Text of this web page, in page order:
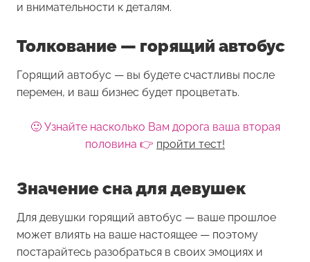
и внимательности к деталям.
Толкование — горящий автобус
Горящий автобус — вы будете счастливы после
перемен, и ваш бизнес будет процветать.
🙂 Узнайте насколько Вам дорога ваша вторая
половина 👉 пройти тест!
Значение сна для девушек
Для девушки горящий автобус — ваше прошлое
может влиять на ваше настоящее — поэтому
постарайтесь разобраться в своих эмоциях и